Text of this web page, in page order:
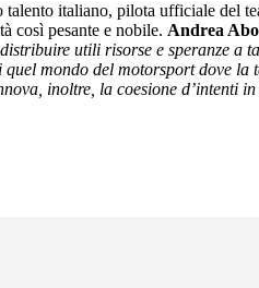
talento italiano, pilota ufficiale del
così pesante e nobile. Andrea
utili risorse e speranze a
mondo del motorsport dove
inoltre, la coesione d’intenti